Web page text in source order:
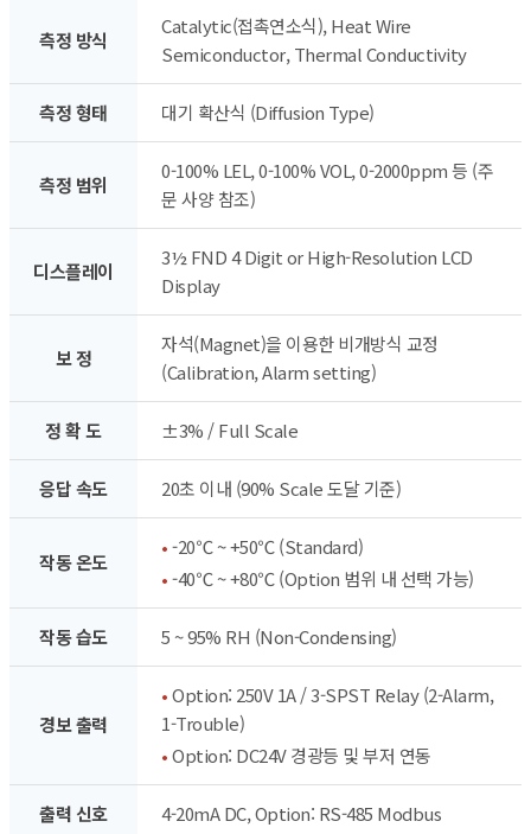
측정 방식
Catalytic(접촉연소식), Heat Wire
Semiconductor, Thermal Conductivity
측정 형태 대기 확산식 (Diffusion Type)
측정 범위
0-100% LEL, 0-100% VOL, 0-2000ppm 등 (주
문 사양 참조)
디스플레이
3½ FND 4 Digit or High-Resolution LCD
Display
보 정
자석(Magnet)을 이용한 비개방식 교정
(Calibration, Alarm setting)
정 확 도 ±3% / Full Scale
응답 속도 20초 이내 (90% Scale 도달 기준)
작동 온도
•-20℃ ~ +50℃ (Standard)
•-40℃ ~ +80℃ (Option 범위 내 선택 가능)
작동 습도 5 ~ 95% RH (Non-Condensing)
경보 출력
•Option: 250V 1A / 3-SPST Relay (2-Alarm,
1-Trouble)
•Option: DC24V 경광등 및 부저 연동
출력 신호 4-20mA DC, Option: RS-485 Modbus